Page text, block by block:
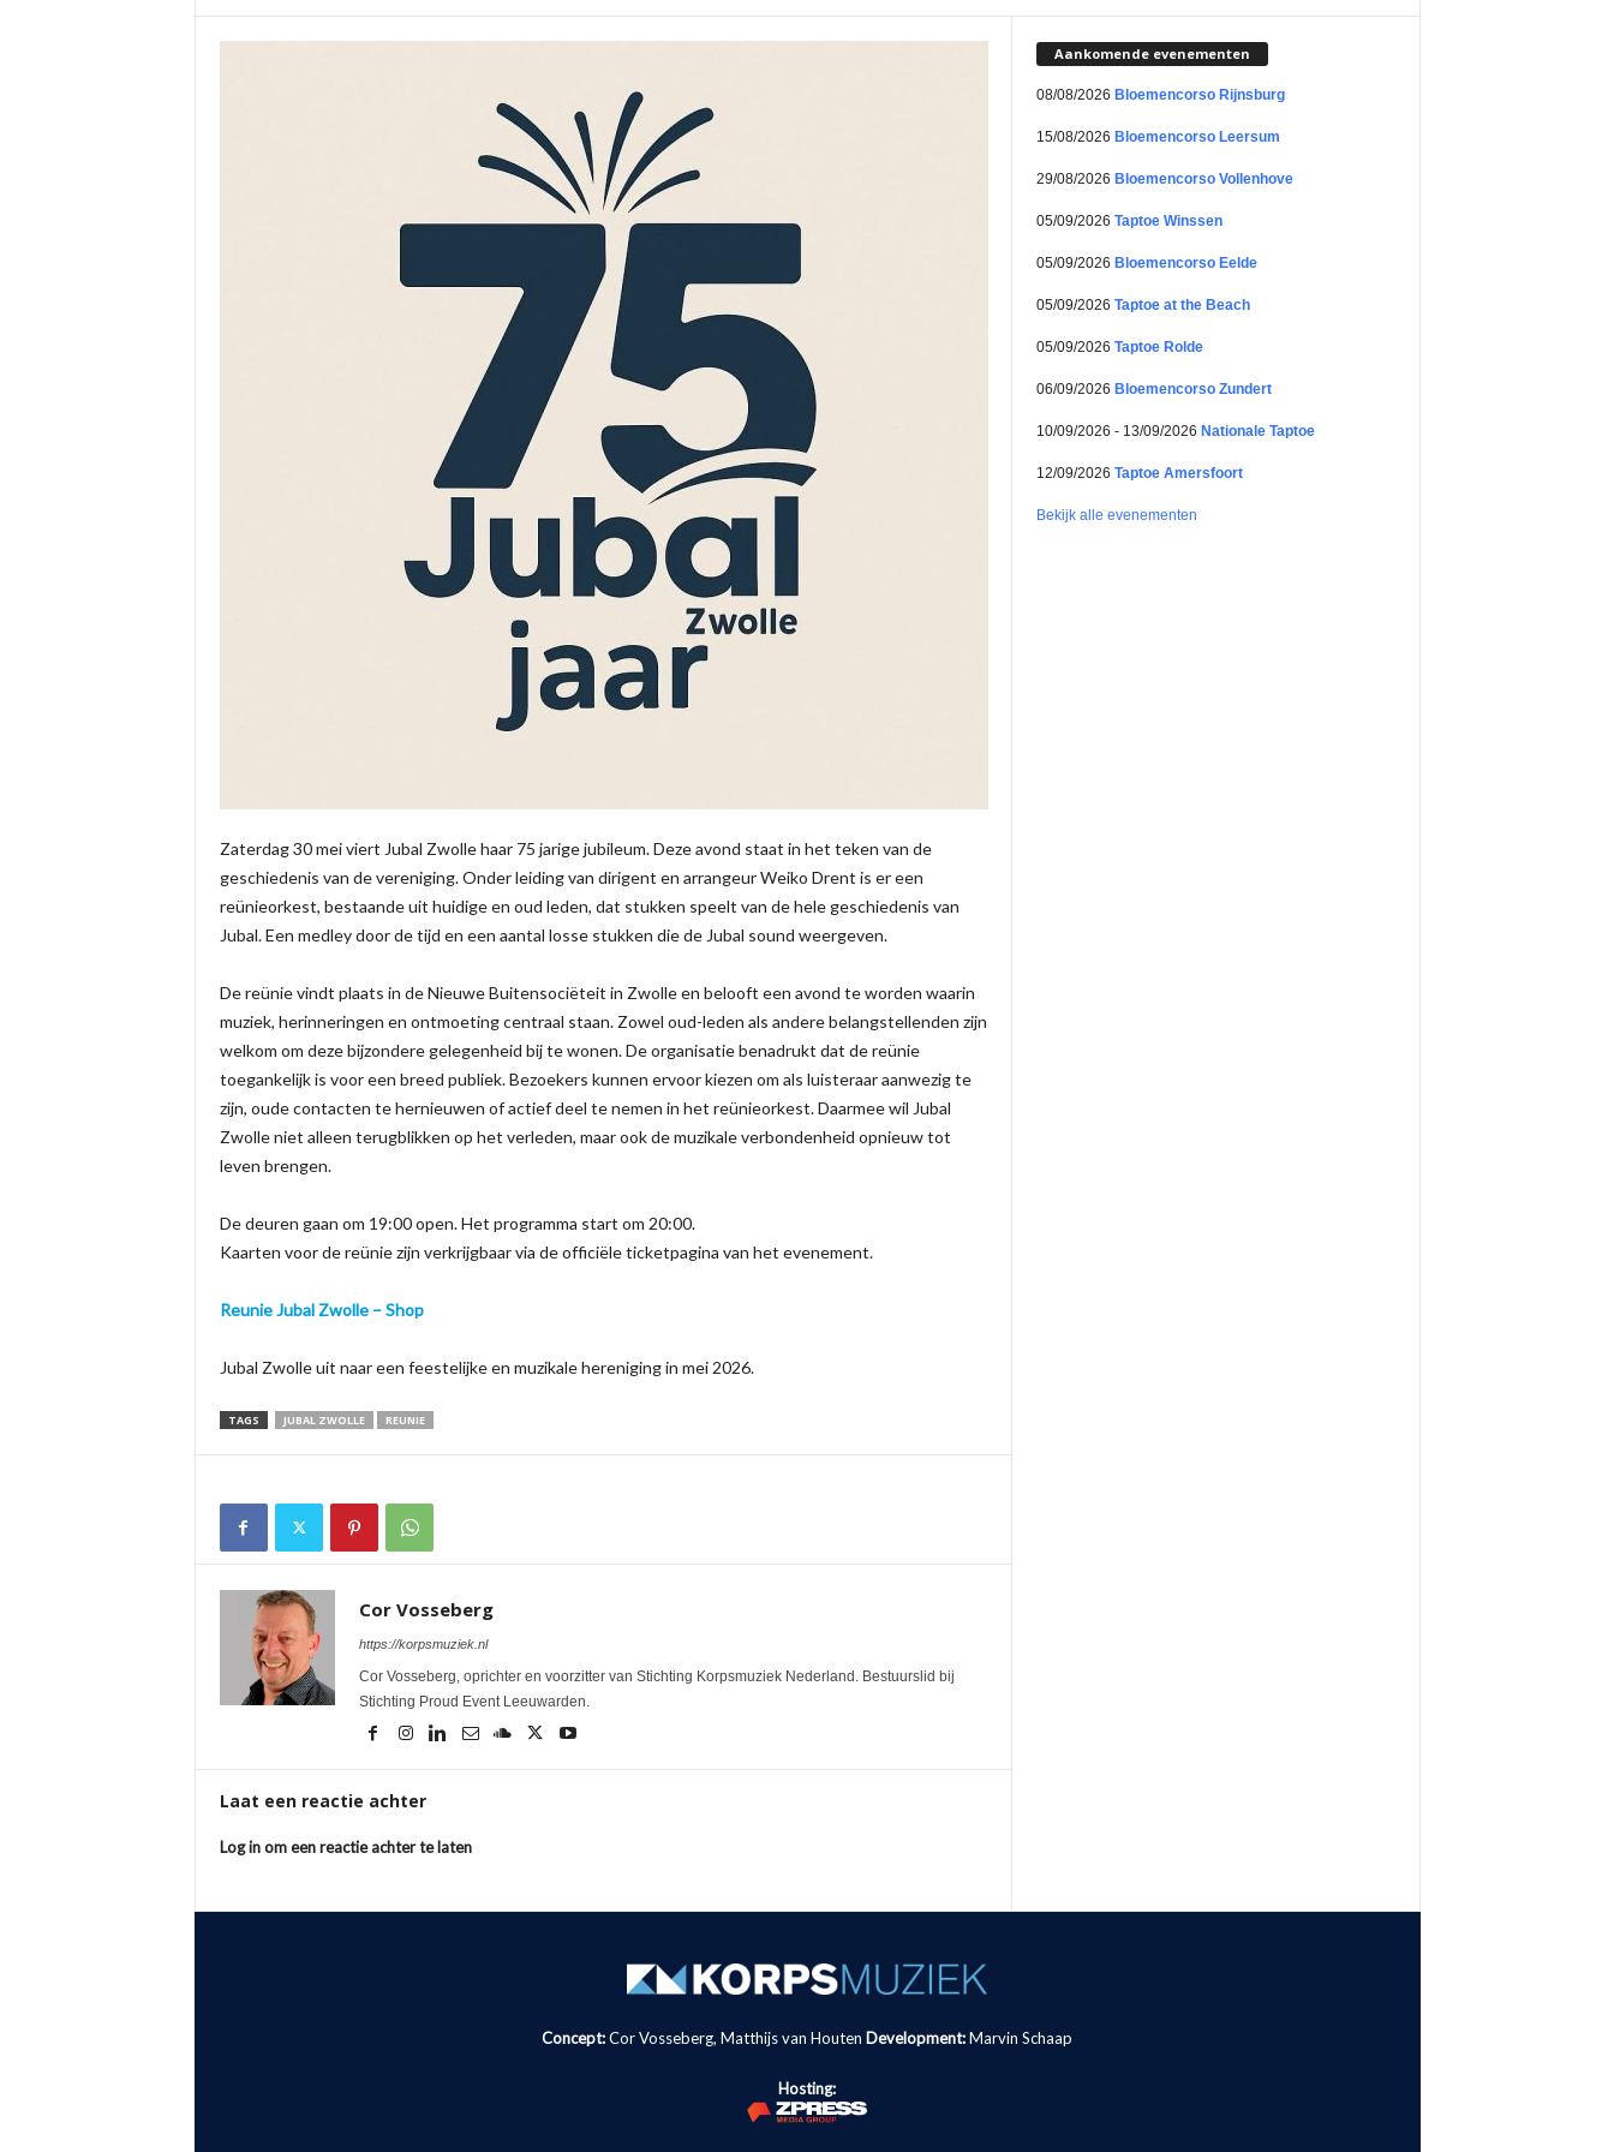
Zaterdag 30 mei viert Jubal Zwolle haar 75 jarige jubileum. Deze avond staat in het teken van de
geschiedenis van de vereniging. Onder leiding van dirigent en arrangeur Weiko Drent is er een
reünieorkest, bestaande uit huidige en oud leden, dat stukken speelt van de hele geschiedenis van
Jubal. Een medley door de tijd en een aantal losse stukken die de Jubal sound weergeven.
De reünie vindt plaats in de Nieuwe Buitensociëteit in Zwolle en belooft een avond te worden waarin
muziek, herinneringen en ontmoeting centraal staan. Zowel oud-leden als andere belangstellenden zijn
welkom om deze bijzondere gelegenheid bij te wonen. De organisatie benadrukt dat de reünie
toegankelijk is voor een breed publiek. Bezoekers kunnen ervoor kiezen om als luisteraar aanwezig te
zijn, oude contacten te hernieuwen of actief deel te nemen in het reünieorkest. Daarmee wil Jubal
Zwolle niet alleen terugblikken op het verleden, maar ook de muzikale verbondenheid opnieuw tot
leven brengen.
De deuren gaan om 19:00 open. Het programma start om 20:00.
Kaarten voor de reünie zijn verkrijgbaar via de officiële ticketpagina van het evenement.
Reunie Jubal Zwolle – Shop
Jubal Zwolle uit naar een feestelijke en muzikale hereniging in mei 2026.
TAGS JUBAL ZWOLLE REUNIE
Cor Vosseberg
https://korpsmuziek.nl
Cor Vosseberg, oprichter en voorzitter van Stichting Korpsmuziek Nederland. Bestuurslid bij
Stichting Proud Event Leeuwarden.
Laat een reactie achter
Log in om een reactie achter te laten
Aankomende evenementen
08/08/2026 Bloemencorso Rijnsburg
15/08/2026 Bloemencorso Leersum
29/08/2026 Bloemencorso Vollenhove
05/09/2026 Taptoe Winssen
05/09/2026 Bloemencorso Eelde
05/09/2026 Taptoe at the Beach
05/09/2026 Taptoe Rolde
06/09/2026 Bloemencorso Zundert
10/09/2026 - 13/09/2026 Nationale Taptoe
12/09/2026 Taptoe Amersfoort
Bekijk alle evenementen
Concept:Cor Vosseberg, Matthijs van Houten Development:Marvin Schaap
Hosting: